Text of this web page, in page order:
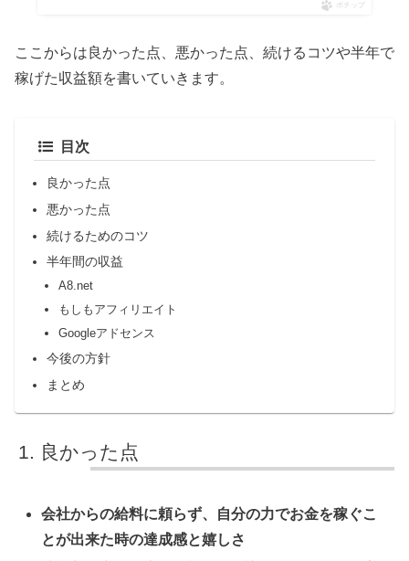
ポチップ
ここからは良かった点、悪かった点、続けるコツや半年で
稼げた収益額を書いていきます。
目次
良かった点
悪かった点
続けるためのコツ
半年間の収益
A8.net
もしもアフィリエイト
Googleアドセンス
今後の方針
まとめ
良かった点
会社からの給料に頼らず、自分の力でお金を稼ぐこ
とが出来た時の達成感と嬉しさ